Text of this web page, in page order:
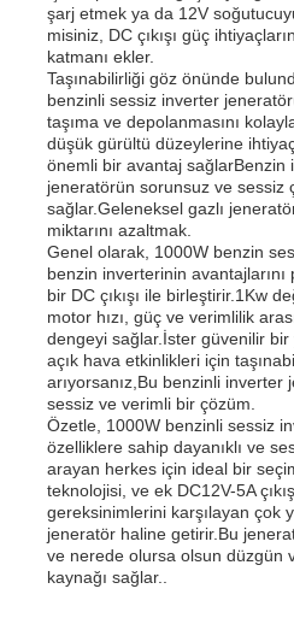
Teklif isteği
dizel jeneratör seti
benzinli jeneratör seti
İnvertör Jeneratör Seti
Taşınabilir jeneratör seti
Endüstriyel jeneratör seti
Dijital Jeneratör Seti
şarj etmek ya da 12V
misiniz, DC çıkışı güç
katmanı ekler.
Taşınabilirliği göz önünde
benzinli sessiz inverter
taşıma ve depolanmasını
düşük gürültü düzeylerine
önemli bir avantaj sağlarBenzin
jeneratörün sorunsuz ve sessiz
sağlar.Geleneksel gazlı
miktarını azaltmak.
Genel olarak, 1000W benzin
benzin inverterinin
bir DC çıkışı ile birleştirir.1Kw
motor hızı, güç ve verimlilik
dengeyi sağlar.İster güvenilir
açık hava etkinlikleri için
arıyorsanız,Bu benzinli inverter
sessiz ve verimli bir çözüm.
Özetle, 1000W benzinli sessiz
özelliklere sahip dayanıklı ve
arayan herkes için ideal bir
teknolojisi, ve ek DC12V-5A
gereksinimlerini karşılayan çok
jeneratör haline getirir.Bu
ve nerede olursa olsun düzgün
kaynağı sağlar..